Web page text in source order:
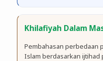
Khilafiyah Dalam
Pembahasan perbedaan
Islam berdasarkan ijtihad